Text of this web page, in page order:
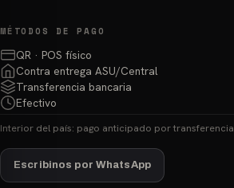
MÉTODOS DE PAGO
QR · POS físico
Contra entrega ASU/Central
Transferencia bancaria
Efectivo
Interior del país: pago anticipado por transferencia
Escribinos por WhatsApp